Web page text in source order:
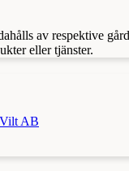
av respektive
eller tjänster.